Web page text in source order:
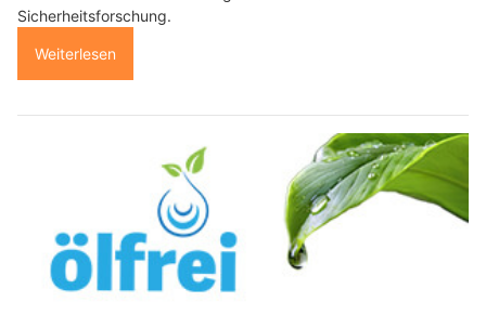
Sicherheitsforschung.
Weiterlesen